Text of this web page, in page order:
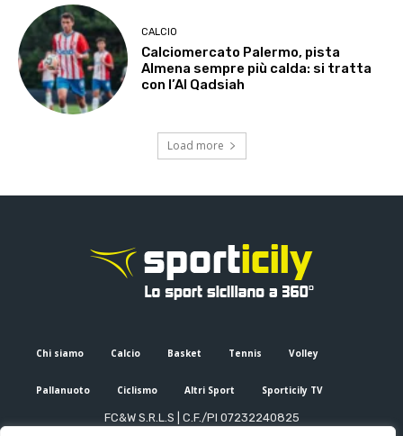
CALCIO
Calciomercato Palermo, pista
Almena sempre più calda: si tratta
con l’Al Qadsiah
Load more
Chi siamo Calcio Basket Tennis Volley
Pallanuoto Ciclismo Altri Sport Sporticily TV
FC&W S.R.L.S | C.F./PI 07232240825